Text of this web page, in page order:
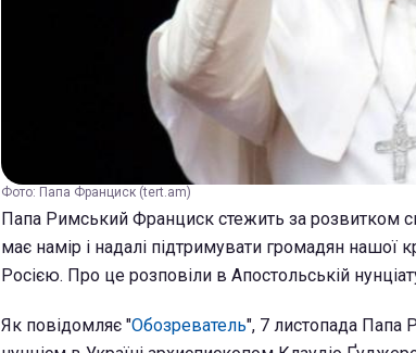
Фото: Папа Франциск (tert.am)
Папа Римський Франциск стежить за розвитком
має намір і надалі підтримувати громадян нашої
Росією. Про це розповіли в Апостольській
Як повідомляє "Обозреватель", 7 листопада Папа